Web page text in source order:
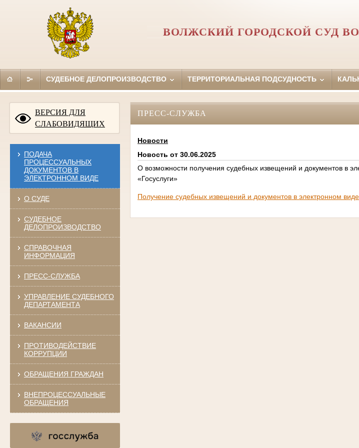
ВОЛЖСКИЙ ГОРОДСКОЙ СУД
СУДЕБНОЕ ДЕЛОПРОИЗВОДСТВО ТЕРРИТОРИАЛЬНАЯ ПОДСУДНОСТЬ
ВЕРСИЯ ДЛЯ
СЛАБОВИДЯЩИХ
ПОДАЧА
ПРОЦЕССУАЛЬНЫХ
ДОКУМЕНТОВ В
ЭЛЕКТРОННОМ ВИДЕ
О СУДЕ
СУДЕБНОЕ
ДЕЛОПРОИЗВОДСТВО
СПРАВОЧНАЯ
ИНФОРМАЦИЯ
ПРЕСС-СЛУЖБА
УПРАВЛЕНИЕ СУДЕБНОГО
ДЕПАРТАМЕНТА
ВАКАНСИИ
ПРОТИВОДЕЙСТВИЕ
КОРРУПЦИИ
ОБРАЩЕНИЯ ГРАЖДАН
ВНЕПРОЦЕССУАЛЬНЫЕ
ОБРАЩЕНИЯ
ПРЕСС-СЛУЖБА
Новости
Новость от 30.06.2025
О возможности получения судебных извещений и документов в
«Госуслуги»
Получение судебных извещений и документов в электронном